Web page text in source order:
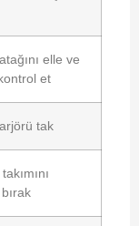
elle ve
et
tak